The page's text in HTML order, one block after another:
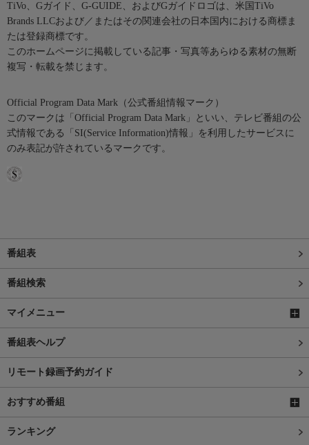
TiVo、Gガイド、G-GUIDE、およびGガイドロゴは、米国TiVo
Brands LLCおよび／またはその関連会社の日本国内における商標ま
たは登録商標です。
このホームページに掲載している記事・写真等あらゆる素材の無断
複写・転載を禁じます。
Official Program Data Mark（公式番組情報マーク）
このマークは「Official Program Data Mark」といい、テレビ番組の公
式情報である「SI(Service Information)情報」を利用したサービスに
のみ表記が許されているマークです。
番組表
番組検索
マイメニュー
番組表ヘルプ
リモート録画予約ガイド
おすすめ番組
ランキング